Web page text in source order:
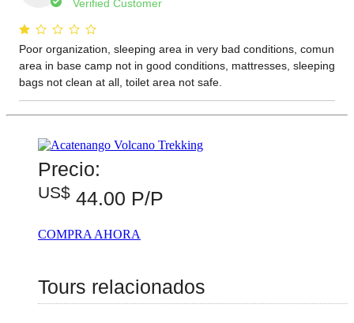
Precio:
US$ 44.00 P/P
COMPRA AHORA
Tours relacionados